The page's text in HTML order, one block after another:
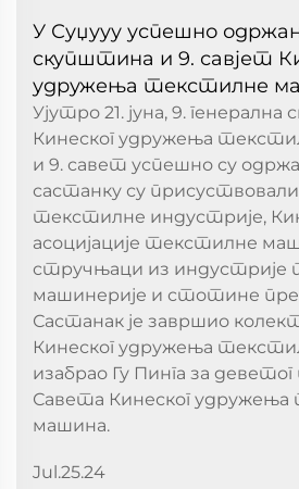
У Суџууу успешно
скупштина и 9. савјет
удружења текстилне
Ујутро 21. јуна, 9.
Кинеског удружења
и 9. савет успешно су
састанку су
текстилне индустрије,
асоцијације текстилне
стручњаци из индустрије
машинерије и стотине
Састанак је завршио
Кинеског удружења
изабрао Гу Пинга за
Савета Кинеског
машина.
Jul.25.24